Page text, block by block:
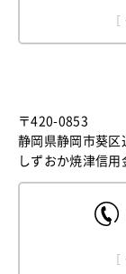
〒420-0853
静岡県静岡市葵区
しずおか焼津信